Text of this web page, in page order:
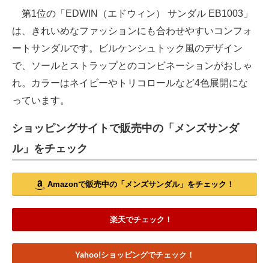
第1位の「EDWIN（エドウィン） サンダル EB1003」
は、きれいめなファッションにも合わせやすいコンフォ
ートサンダルです。ビルケンシュトック風のデザイン
で、ソールとストラップとのコンビネーションがおしゃ
れ。カラーはネイビーやトリコロールなど4色展開にな
っています。
ショッピングサイトで販売中の「メンズサンダ
ル」をチェック
Amazonで販売中の「メンズサンダル」をチェック！
楽天でチェック！
Yahoo!ショッピングでチェック！